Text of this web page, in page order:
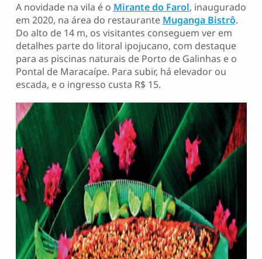
A novidade na vila é o Mirante do Farol, inaugurado
em 2020, na área do restaurante Muganga Bistrô.
Do alto de 14 m, os visitantes conseguem ver em
detalhes parte do litoral ipojucano, com destaque
para as piscinas naturais de Porto de Galinhas e o
Pontal de Maracaípe. Para subir, há elevador ou
escada, e o ingresso custa R$ 15.